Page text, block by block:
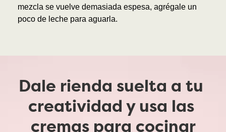
mezcla se vuelve demasiada espesa, agrégale un
poco de leche para aguarla.
Dale rienda suelta a tu
creatividad y usa las
cremas para cocinar